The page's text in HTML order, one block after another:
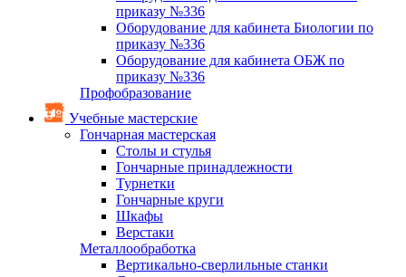
приказу №336
Оборудование для кабинета Биологии по
приказу №336
Оборудование для кабинета ОБЖ по
приказу №336
Профобразование
Учебные мастерские
Гончарная мастерская
Столы и стулья
Гончарные принадлежности
Турнетки
Гончарные круги
Шкафы
Верстаки
Металлообработка
Вертикально-сверлильные станки